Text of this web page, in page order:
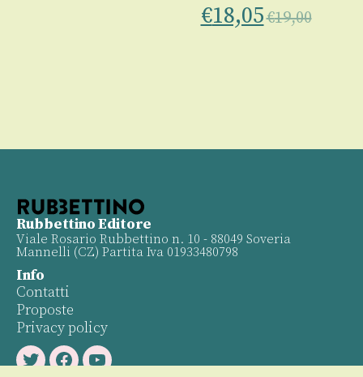
€18,05€19,00
Rubbettino Editore
Viale Rosario Rubbettino n. 10 - 88049 Soveria
Mannelli (CZ) Partita Iva 01933480798
Info
Contatti
Proposte
Privacy policy
TwitterFacebookYoutube